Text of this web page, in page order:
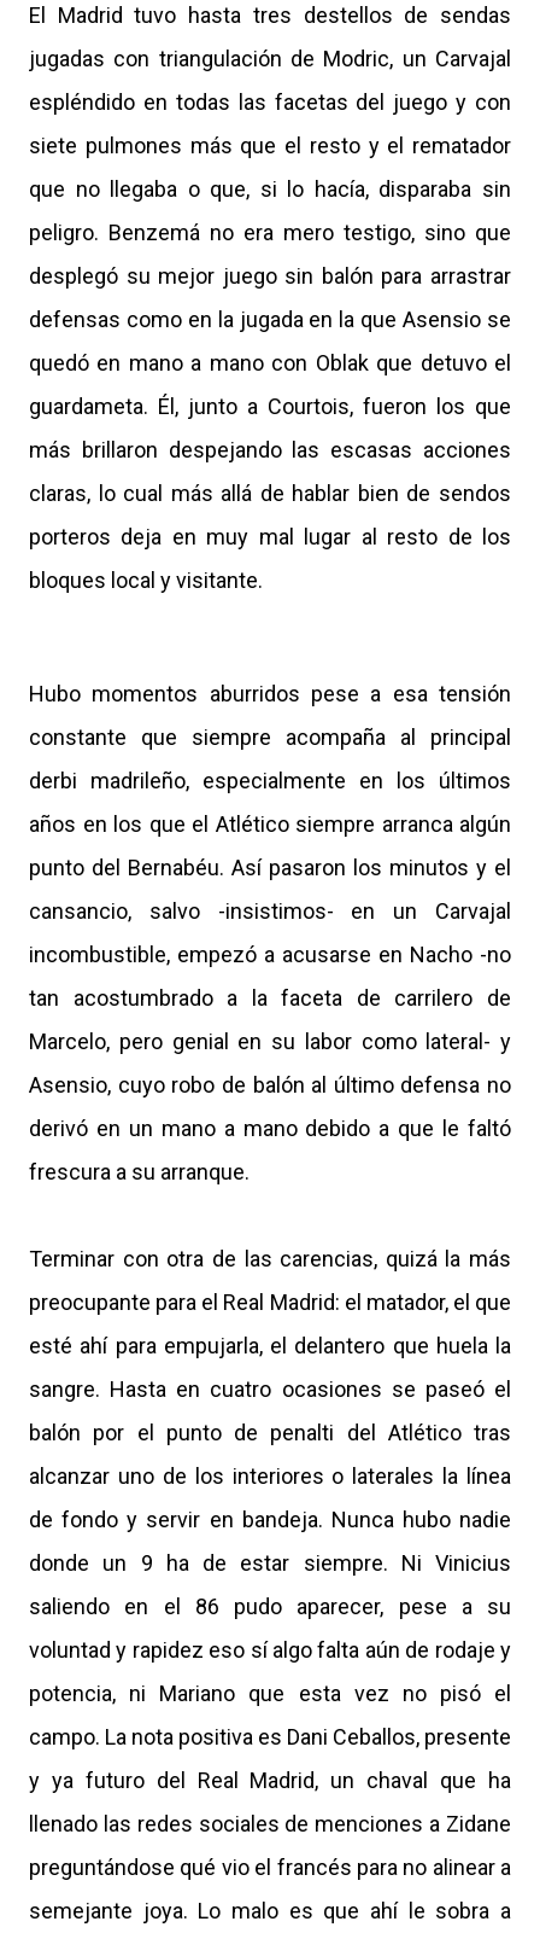
El Madrid tuvo hasta tres destellos de sendas
jugadas con triangulación de Modric, un Carvajal
espléndido en todas las facetas del juego y con
siete pulmones más que el resto y el rematador
que no llegaba o que, si lo hacía, disparaba sin
peligro. Benzemá no era mero testigo, sino que
desplegó su mejor juego sin balón para arrastrar
defensas como en la jugada en la que Asensio se
quedó en mano a mano con Oblak que detuvo el
guardameta. Él, junto a Courtois, fueron los que
más brillaron despejando las escasas acciones
claras, lo cual más allá de hablar bien de sendos
porteros deja en muy mal lugar al resto de los
bloques local y visitante.
Hubo momentos aburridos pese a esa tensión
constante que siempre acompaña al principal
derbi madrileño, especialmente en los últimos
años en los que el Atlético siempre arranca algún
punto del Bernabéu. Así pasaron los minutos y el
cansancio, salvo -insistimos- en un Carvajal
incombustible, empezó a acusarse en Nacho -no
tan acostumbrado a la faceta de carrilero de
Marcelo, pero genial en su labor como lateral- y
Asensio, cuyo robo de balón al último defensa no
derivó en un mano a mano debido a que le faltó
frescura a su arranque.
Terminar con otra de las carencias, quizá la más
preocupante para el Real Madrid: el matador, el que
esté ahí para empujarla, el delantero que huela la
sangre. Hasta en cuatro ocasiones se paseó el
balón por el punto de penalti del Atlético tras
alcanzar uno de los interiores o laterales la línea
de fondo y servir en bandeja. Nunca hubo nadie
donde un 9 ha de estar siempre. Ni Vinicius
saliendo en el 86 pudo aparecer, pese a su
voluntad y rapidez eso sí algo falta aún de rodaje y
potencia, ni Mariano que esta vez no pisó el
campo. La nota positiva es Dani Ceballos, presente
y ya futuro del Real Madrid, un chaval que ha
llenado las redes sociales de menciones a Zidane
preguntándose qué vio el francés para no alinear a
semejante joya. Lo malo es que ahí le sobra a